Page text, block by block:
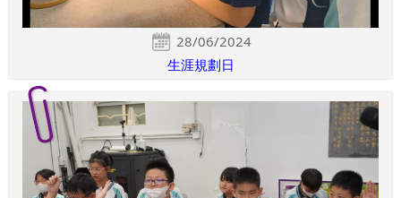
28/06/2024
生涯規劃日